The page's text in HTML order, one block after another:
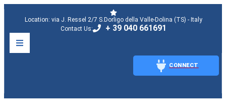
Location: via J. Ressel 2/7 S.Dorligo della Valle-Dolina (TS) - Italy
Contact Us:
+ 39 040 661691
CONNECT